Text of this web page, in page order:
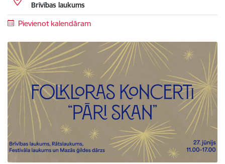
Brīvības laukums
Pievienot kalendāram